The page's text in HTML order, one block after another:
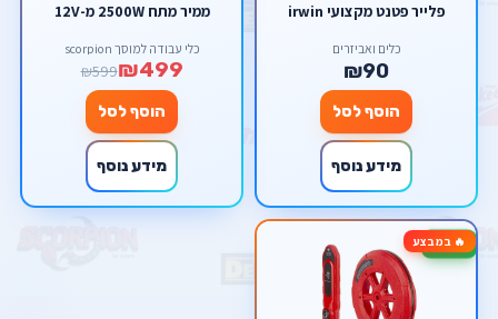
פלייר פטנט מקצועי irwin
כלים ואביזרים
₪90
הוסף לסל
מידע נוסף
ממיר מתח 2500W מ-12V
כלי עבודה למוסך scorpion
₪499
₪599
הוסף לסל
מידע נוסף
🔥 במבצע-40%